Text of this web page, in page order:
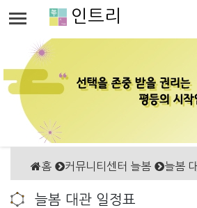
인트리
홈 커뮤니티센터 늘봄 늘봄
늘봄 대관 일정표